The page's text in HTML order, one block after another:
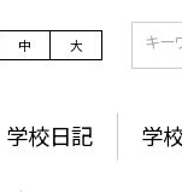
中 大
学校日記 学